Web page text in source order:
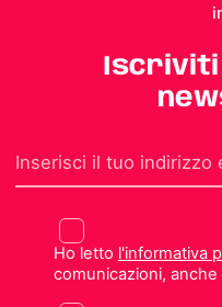
Iscriviti
Ho letto l'informativa
comunicazioni,